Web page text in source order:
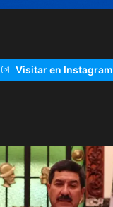
Visitar en Instagram